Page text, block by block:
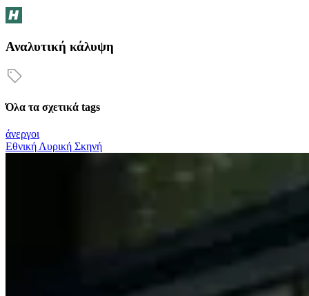
Αναλυτική κάλυψη
Όλα τα σχετικά tags
άνεργοι
Εθνική Λυρική Σκηνή